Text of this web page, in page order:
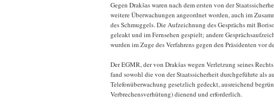
Gegen Drakšas waren nach dem ersten von der
weitere Überwachungen angeordnet worden, auch im
des Schmuggels. Die Aufzeichnung des Gesprächs mit
geleakt und im Fernsehen gespielt; andere
wurden im Zuge des Verfahrens gegen den Präsidenten vor
Der EGMR, der von Drakšas wegen Verletzung seines
fand sowohl die von der Staatssicherheit durchgeführte als
Telefonüberwachung gesetzlich gedeckt, ausreichend
Verbrechensverhütung) dienend und erforderlich.